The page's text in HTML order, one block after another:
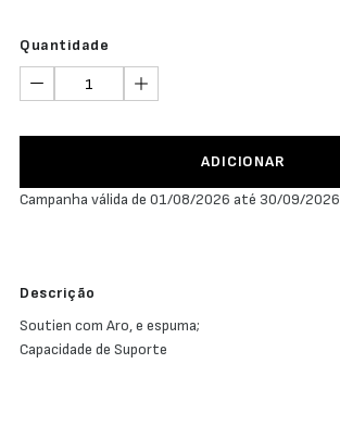
Quantidade
ADICIONAR
Campanha válida de 01/08/2026 até 30/09/2026
Descrição
Soutien com Aro, e espuma;
Capacidade de Suporte